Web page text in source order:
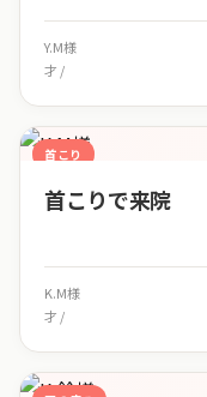
Y.M様
才 /
首こり
首こりで来院
K.M様
才 /